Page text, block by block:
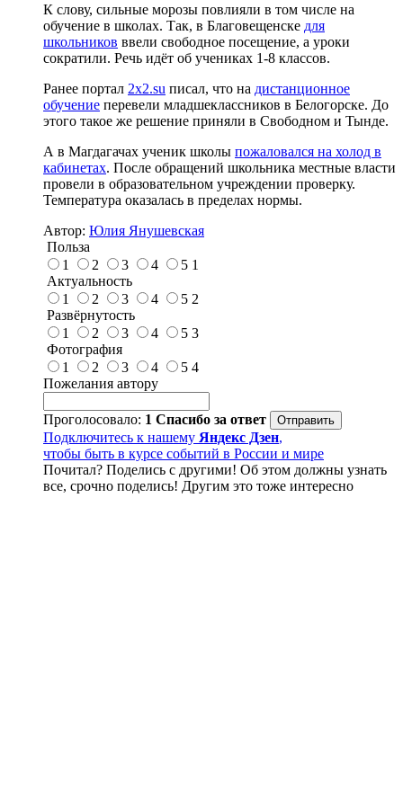
К слову, сильные морозы повлияли в том числе на
обучение в школах. Так, в Благовещенске для
школьников ввели свободное посещение, а уроки
сократили. Речь идёт об учениках 1-8 классов.
Ранее портал 2x2.su писал, что на дистанционное
обучение перевели младшеклассников в Белогорске. До
этого такое же решение приняли в Свободном и Тынде.
А в Магдагачах ученик школы пожаловался на холод в
кабинетах. После обращений школьника местные власти
провели в образовательном учреждении проверку.
Температура оказалась в пределах нормы.
Автор: Юлия Янушевская
Польза
1
2 3 4 5 1
Актуальность
1
2 3 4 5 2
Развёрнутость
1
2 3 4 5 3
Фотография
1
2 3 4 5 4
Пожелания автору
Проголосовало: 1 Спасибо за ответ
Подключитесь к нашему Яндекс Дзен,
чтобы быть в курсе событий в России и мире
Почитал? Поделись с другими! Об этом должны узнать
все, срочно поделись! Другим это тоже интересно